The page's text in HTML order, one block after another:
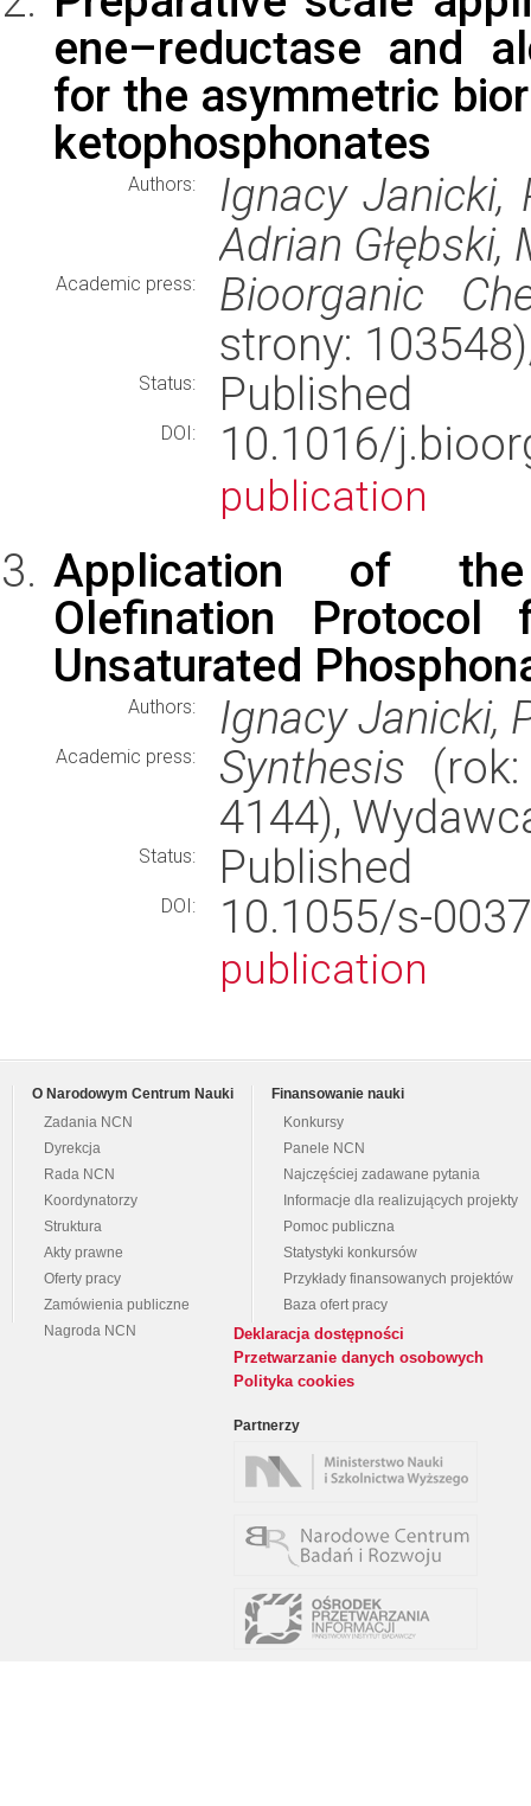
ene–reductase and
for the asymmetric
ketophosphonates
Authors:
Ignacy Janicki,
Adrian Głębski,
Academic press:
Bioorganic
strony:
Status: Published
DOI: 10.1016/
publication
Application of the
Olefination
Unsaturated
Authors: Ignacy Janicki,
Academic press: Synthesis
4144),
Status: Published
DOI: 10.1055/s-
publication
O Narodowym Centrum Nauki
Zadania NCN
Dyrekcja
Rada NCN
Koordynatorzy
Struktura
Akty prawne
Oferty pracy
Zamówienia publiczne
Nagroda NCN
Finansowanie nauki
Konkursy
Panele NCN
Najczęściej zadawane pytania
Informacje dla realizujących projekty
Pomoc publiczna
Statystyki konkursów
Przykłady finansowanych projektów
Baza ofert pracy
Deklaracja dostępności
Przetwarzanie danych osobowych
Polityka cookies
Partnerzy